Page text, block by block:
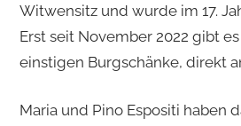
Witwensitz und wurde im 17.
Erst seit November 2022 gibt
einstigen Burgschänke, direkt
Maria und Pino Espositi haben